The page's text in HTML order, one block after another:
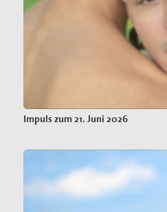
Impuls zum 21. Juni 2026